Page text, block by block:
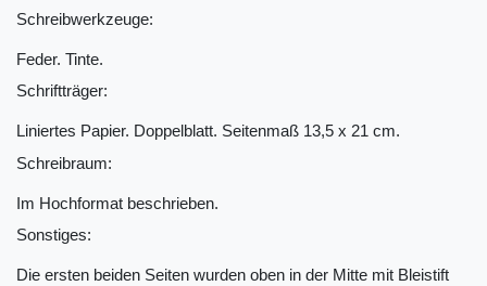
Schreibwerkzeuge:
Feder. Tinte.
Schriftträger:
Liniertes Papier. Doppelblatt. Seitenmaß 13,5 x 21 cm.
Schreibraum:
Im Hochformat beschrieben.
Sonstiges:
Die ersten beiden Seiten wurden oben in der Mitte mit Bleistift